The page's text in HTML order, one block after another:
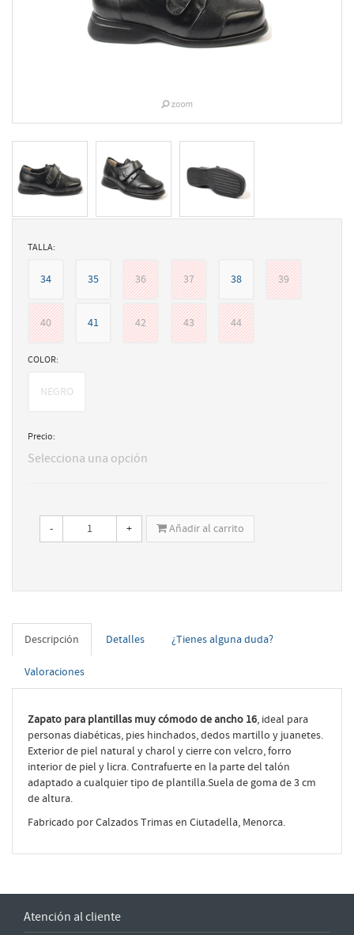
TALLA:
34 35 36 37 38 39
40 41 42 43 44
COLOR:
NEGRO
Precio:
Selecciona una opción
- + Añadir al carrito
Descripción Detalles ¿Tienes alguna duda?
Valoraciones
Zapato para plantillas muy cómodo de ancho 16, ideal para
personas diabéticas, pies hinchados, dedos martillo y juanetes.
Exterior de piel natural y charol y cierre con velcro, forro
interior de piel y licra. Contrafuerte en la parte del talón
adaptado a cualquier tipo de plantilla.Suela de goma de 3 cm
de altura.
Fabricado por Calzados Trimas en Ciutadella, Menorca.
Atención al cliente